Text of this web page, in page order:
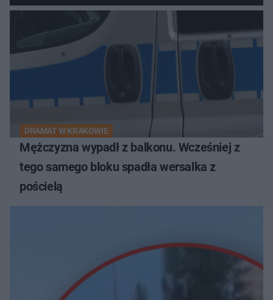
DRAMAT W KRAKOWIE
Mężczyzna wypadł z balkonu. Wcześniej z
tego samego bloku spadła wersalka z
pościelą